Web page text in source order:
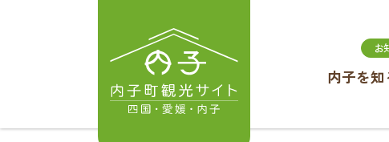
内子を知
お